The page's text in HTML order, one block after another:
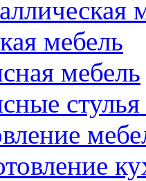
мебель
мебель
стулья